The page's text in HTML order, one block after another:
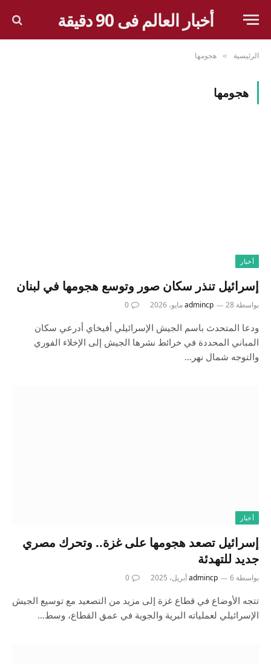
أخبار العالم فى 90 دقيقة
الرئيسية » هجومها
هجومها
أخبار
إسرائيل تنذر سكان صور وتوسع هجومها في لبنان
بواسطة admincp 28 مايو، 2026 0
ودعا المتحدث باسم الجيش الإسرائيلي أفيخاي أدرعي سكان
المباني المحددة في خرائط نشرها الجيش إلى الإخلاء الفوري
والتوجه شمال نهر…
أخبار
إسرائيل تصعد هجومها على غزة.. وتحرك مصري
جديد للتهدئة
بواسطة admincp 6 أبريل، 2025 0
تتجه الأوضاع في قطاع غزة إلى مزيد من التصعيد مع توسيع الجيش
الإسرائيلي لعملياته البرية والجوية في عمق القطاع، وسط…